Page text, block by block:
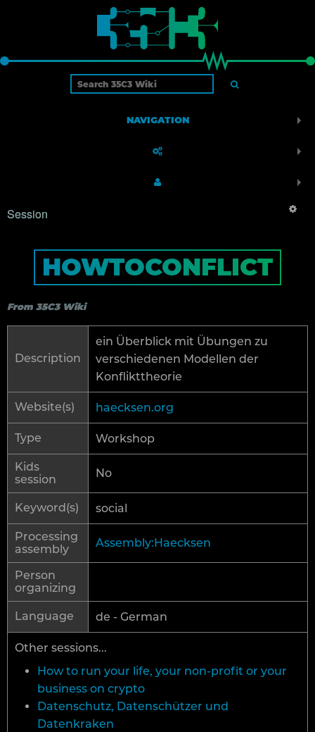
NAVIGATION
Session
HOWTOCONFLICT
From 35C3 Wiki
Description
ein Überblick mit Übungen zu
verschiedenen Modellen der
Konflikttheorie
Website(s) haecksen.org
Type Workshop
Kids
session
No
Keyword(s) social
Processing
assembly
Assembly:Haecksen
Person
organizing
Language de - German
Other sessions...
How to run your life, your non-profit or your
business on crypto
Datenschutz, Datenschützer und
Datenkraken